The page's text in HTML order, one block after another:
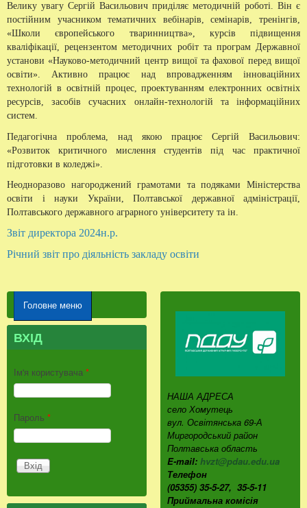
Велику увагу Сергій Васильович приділяє методичній роботі. Він є
постійним учасником тематичних вебінарів, семінарів, тренінгів,
«Школи європейського тваринництва», курсів підвищення
кваліфікації, рецензентом методичних робіт та програм Державної
установи «Науково-методичний центр вищої та фахової перед вищої
освіти». Активно працює над впровадженням інноваційних
технологій в освітній процес, проектуванням електронних освітніх
ресурсів, засобів сучасних онлайн-технологій та інформаційних
систем.
Педагогічна проблема, над якою працює Сергій Васильович:
«Розвиток критичного мислення студентів під час практичної
підготовки в коледжі».
Неодноразово нагороджений грамотами та подяками Міністерства
освіти і науки України, Полтавської державної адміністрації,
Полтавського державного аграрного університету та ін.
Звіт директора 2024н.р.
Річний звіт про діяльність закладу освіти
Головне меню
ВХІД
Ім'я користувача *
Пароль *
НАША АДРЕСА
село Хомутець
вул. Освітянська 69-А
Миргородський район
Полтавська область
E-mail: hvzt@pdau.edu.ua
Телефон
(05355) 35-5-27, 35-5-11
Приймальна комісія